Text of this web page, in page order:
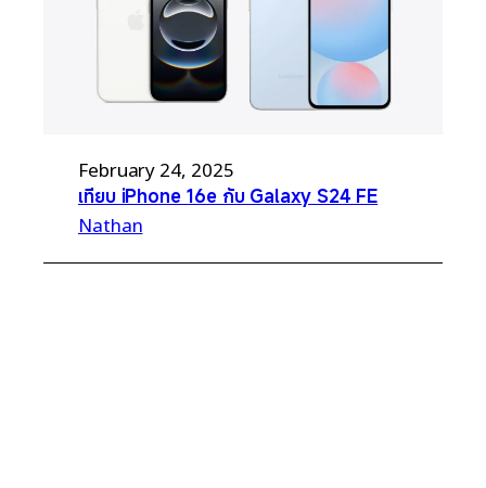
February 24, 2025
เทียบ iPhone 16e กับ Galaxy S24 FE
Nathan